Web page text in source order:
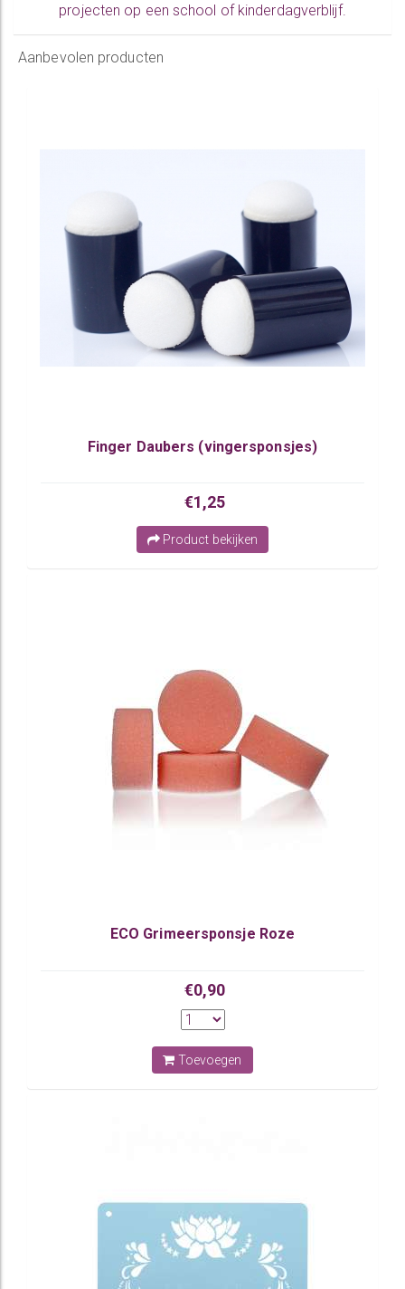
projecten op een school of kinderdagverblijf.
Aanbevolen producten
Finger Daubers (vingersponsjes)
€1,25
Product bekijken
ECO Grimeersponsje Roze
€0,90
Toevoegen